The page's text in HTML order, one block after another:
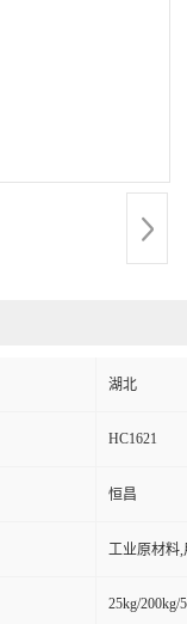
湖北
HC1621
恒昌
工业原材料
25kg/200kg/